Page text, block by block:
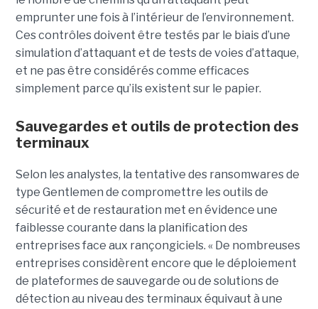
emprunter une fois à l’intérieur de l’environnement.
Ces contrôles doivent être testés par le biais d’une
simulation d’attaquant et de tests de voies d’attaque,
et ne pas être considérés comme efficaces
simplement parce qu’ils existent sur le papier.
Sauvegardes et outils de protection des
terminaux
Selon les analystes, la tentative des ransomwares de
type Gentlemen de compromettre les outils de
sécurité et de restauration met en évidence une
faiblesse courante dans la planification des
entreprises face aux rançongiciels. « De nombreuses
entreprises considèrent encore que le déploiement
de plateformes de sauvegarde ou de solutions de
détection au niveau des terminaux équivaut à une